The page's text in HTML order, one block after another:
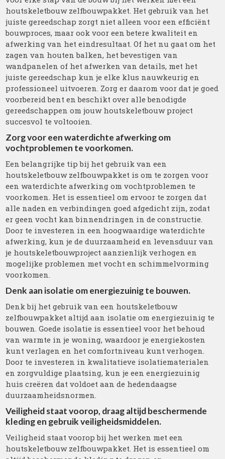
houtskeletbouw zelfbouwpakket. Het gebruik van het
juiste gereedschap zorgt niet alleen voor een efficiënt
bouwproces, maar ook voor een betere kwaliteit en
afwerking van het eindresultaat. Of het nu gaat om het
zagen van houten balken, het bevestigen van
wandpanelen of het afwerken van details, met het
juiste gereedschap kun je elke klus nauwkeurig en
professioneel uitvoeren. Zorg er daarom voor dat je goed
voorbereid bent en beschikt over alle benodigde
gereedschappen om jouw houtskeletbouw project
succesvol te voltooien.
Zorg voor een waterdichte afwerking om
vochtproblemen te voorkomen.
Een belangrijke tip bij het gebruik van een
houtskeletbouw zelfbouwpakket is om te zorgen voor
een waterdichte afwerking om vochtproblemen te
voorkomen. Het is essentieel om ervoor te zorgen dat
alle naden en verbindingen goed afgedicht zijn, zodat
er geen vocht kan binnendringen in de constructie.
Door te investeren in een hoogwaardige waterdichte
afwerking, kun je de duurzaamheid en levensduur van
je houtskeletbouwproject aanzienlijk verhogen en
mogelijke problemen met vocht en schimmelvorming
voorkomen.
Denk aan isolatie om energiezuinig te bouwen.
Denk bij het gebruik van een houtskeletbouw
zelfbouwpakket altijd aan isolatie om energiezuinig te
bouwen. Goede isolatie is essentieel voor het behoud
van warmte in je woning, waardoor je energiekosten
kunt verlagen en het comfortniveau kunt verhogen.
Door te investeren in kwalitatieve isolatiematerialen
en zorgvuldige plaatsing, kun je een energiezuinig
huis creëren dat voldoet aan de hedendaagse
duurzaamheidsnormen.
Veiligheid staat voorop, draag altijd beschermende
kleding en gebruik veiligheidsmiddelen.
Veiligheid staat voorop bij het werken met een
houtskeletbouw zelfbouwpakket. Het is essentieel om